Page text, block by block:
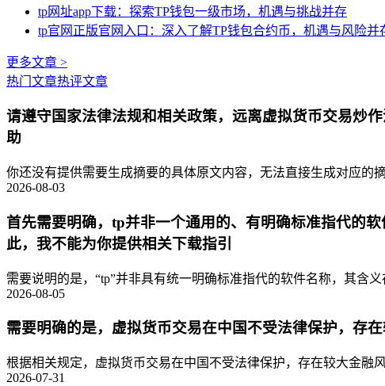
tp网址app下载：探索TP钱包一级市场，机遇与挑战并存
tp官网正版官网入口：深入了解TP钱包合约币，机遇与风险并
更多文章 >
热门文章热评文章
请遵守国家法律法规和相关政策，远离虚拟货币交易炒
助
你还没有提供需要生成摘要的具体原文内容，无法直接生成对应的
2026-08-03
首先需要明确，tp并非一个通用的、有明确标准指代的
此，我不能为你提供相关下载指引
需要说明的是，“tp”并非具有统一明确标准指代的软件名称，其含
2026-08-05
需要明确的是，虚拟货币交易在中国不受法律保护，存
根据相关规定，虚拟货币交易在中国不受法律保护，存在较大金融
2026-07-31